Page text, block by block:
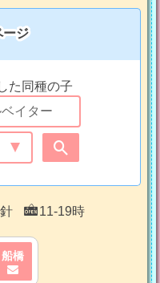
ージ
た同種の子
11-19時
船橋